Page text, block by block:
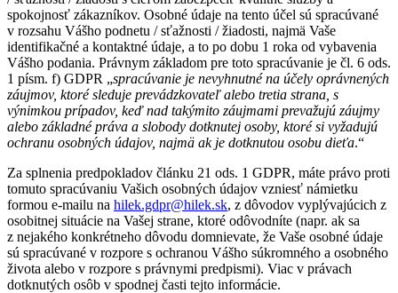
spokojnosť zákazníkov. Osobné údaje na tento účel sú spracúvané
v rozsahu Vášho podnetu / sťažnosti / žiadosti, najmä Vaše
identifikačné a kontaktné údaje, a to po dobu 1 roka od vybavenia
Vášho podania. Právnym základom pre toto spracúvanie je čl. 6 ods.
1 písm. f) GDPR „spracúvanie je nevyhnutné na účely oprávnených
záujmov, ktoré sleduje prevádzkovateľ alebo tretia strana, s
výnimkou prípadov, keď nad takýmito záujmami prevažujú záujmy
alebo základné práva a slobody dotknutej osoby, ktoré si vyžadujú
ochranu osobných údajov, najmä ak je dotknutou osobu dieťa.“
Za splnenia predpokladov článku 21 ods. 1 GDPR, máte právo proti
tomuto spracúvaniu Vašich osobných údajov vzniesť námietku
formou e-mailu na hilek.gdpr@hilek.sk, z dôvodov vyplývajúcich z
osobitnej situácie na Vašej strane, ktoré odôvodníte (napr. ak sa
z nejakého konkrétneho dôvodu domnievate, že Vaše osobné údaje
sú spracúvané v rozpore s ochranou Vášho súkromného a osobného
života alebo v rozpore s právnymi predpismi). Viac v právach
dotknutých osôb v spodnej časti tejto informácie.